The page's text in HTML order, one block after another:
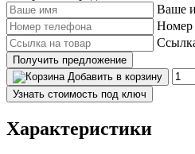
Ваше
Номер
Получить предложение
Добавить в корзину
Узнать стоимость под ключ
Характеристики